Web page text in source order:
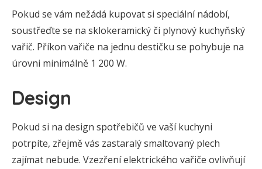
Pokud se vám nežádá kupovat si speciální nádobí,
soustřeďte se na sklokeramický či plynový kuchyňský
vařič. Příkon vařiče na jednu destičku se pohybuje na
úrovni minimálně 1 200 W.
Design
Pokud si na design spotřebičů ve vaší kuchyni
potrpíte, zřejmě vás zastaralý smaltovaný plech
zajímat nebude. Vzezření elektrického vařiče ovlivňují